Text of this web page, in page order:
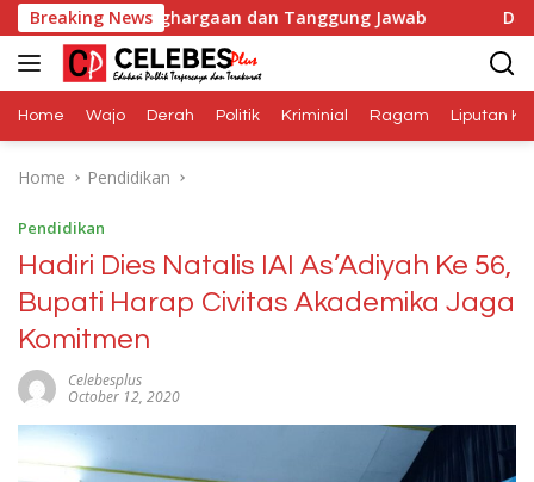
Skip
to
content
Breaking Newsdan Tanggung Jawab Dana Media Belum
Home Wajo Derah Politik Kriminial Ragam Liputan
Home Pendidikan
Pendidikan
Hadiri Dies Natalis IAI As’Adiyah Ke 56,
Bupati Harap Civitas Akademika Jaga
Komitmen
Celebesplus
October 12, 2020